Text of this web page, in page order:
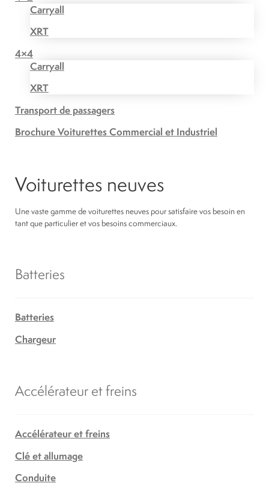
Carryall
XRT
4×4
Carryall
XRT
Transport de passagers
Brochure Voiturettes Commercial et Industriel
Voiturettes neuves
Une vaste gamme de voiturettes neuves pour satisfaire vos besoin en
tant que particulier et vos besoins commerciaux.
Batteries
Batteries
Chargeur
Accélérateur et freins
Accélérateur et freins
Clé et allumage
Conduite